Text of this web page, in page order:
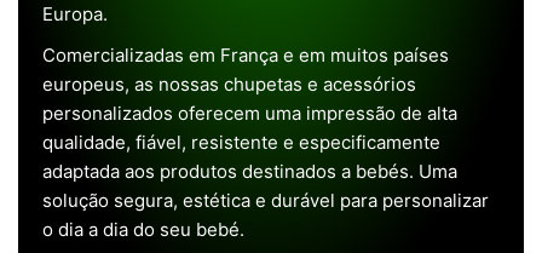
Europa.
Comercializadas em França e em muitos países
europeus, as nossas chupetas e acessórios
personalizados oferecem uma impressão de alta
qualidade, fiável, resistente e especificamente
adaptada aos produtos destinados a bebés. Uma
solução segura, estética e durável para personalizar
o dia a dia do seu bebé.